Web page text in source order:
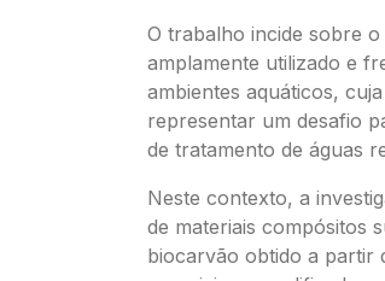
O trabalho incide sobre
amplamente utilizado e
ambientes aquáticos,
representar um desafio
de tratamento de águas
Neste contexto, a
de materiais compósitos
biocarvão obtido a partir